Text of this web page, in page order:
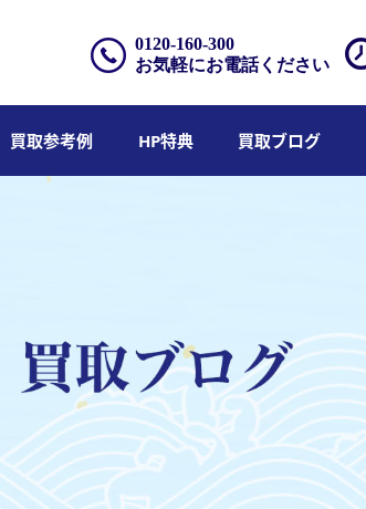
0120-160-300
お気軽にお電話ください
買取参考例 HP特典 買取ブログ